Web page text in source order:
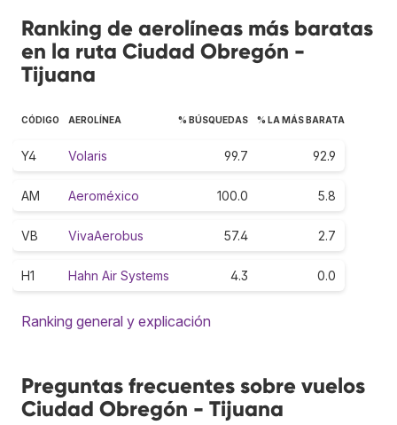
Ranking de aerolíneas más baratas
en la ruta Ciudad Obregón -
Tijuana
CÓDIGO AEROLÍNEA % BÚSQUEDAS % LA MÁS BARATA
Y4 Volaris 99.7 92.9
AM Aeroméxico 100.0 5.8
VB VivaAerobus 57.4 2.7
H1 Hahn Air Systems 4.3 0.0
Ranking general y explicación
Preguntas frecuentes sobre vuelos
Ciudad Obregón - Tijuana